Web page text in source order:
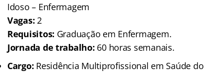
Idoso – Enfermagem
Vagas: 2
Requisitos: Graduação em Enfermagem.
Jornada de trabalho: 60 horas semanais.
Cargo: Residência Multiprofissional em Saúde do